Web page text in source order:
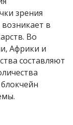
зрения
в
Во
Африки и
составляют